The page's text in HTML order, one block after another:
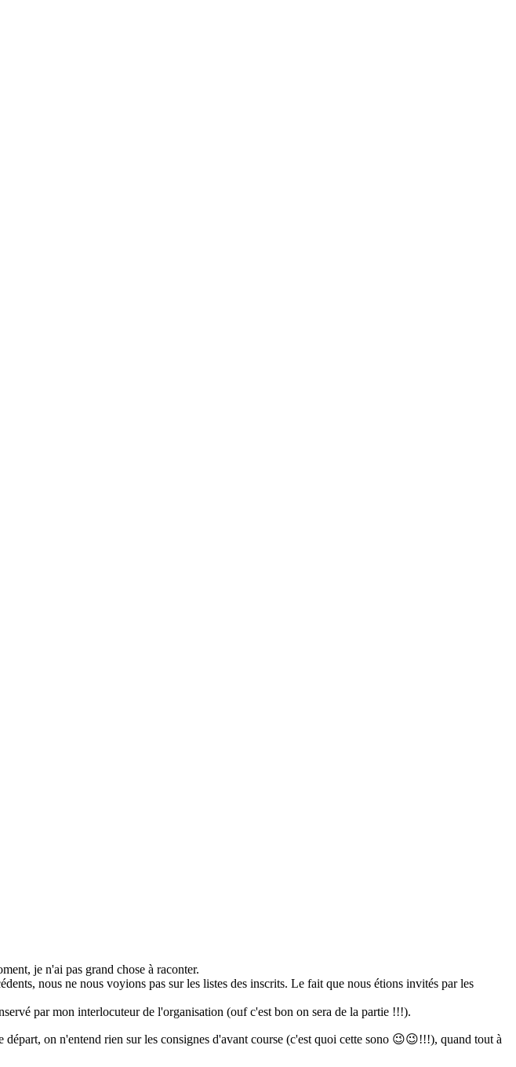
je n'ai pas grand chose à raconter.
nous ne nous voyions pas sur les listes des inscrits. Le fait que nous étions invités par les
par mon interlocuteur de l'organisation (ouf c'est bon on sera de la partie !!!).
on n'entend rien sur les consignes d'avant course (c'est quoi cette sono 😉😉!!!), quand tout à